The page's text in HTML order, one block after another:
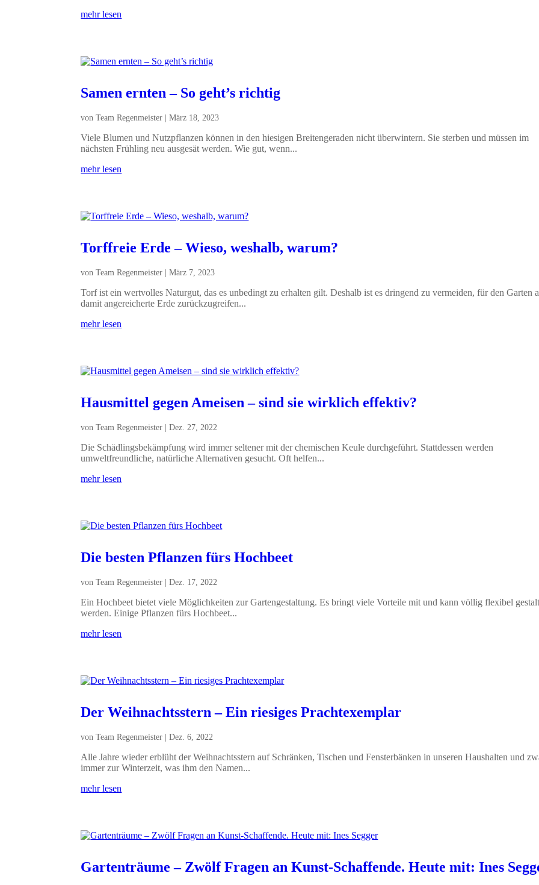
mehr lesen
Samen ernten – So geht’s richtig
vonTeam Regenmeister |März 18, 2023
Viele Blumen und Nutzpflanzen können in den hiesigen Breitengeraden nicht überwintern. Sie sterben und müssen im
nächsten Frühling neu ausgesät werden. Wie gut, wenn...
mehr lesen
Torffreie Erde – Wieso, weshalb, warum?
vonTeam Regenmeister |März 7, 2023
Torf ist ein wertvolles Naturgut, das es unbedingt zu erhalten gilt. Deshalb ist es dringend zu vermeiden, für den Garten
damit angereicherte Erde zurückzugreifen...
mehr lesen
Hausmittel gegen Ameisen – sind sie wirklich effektiv?
vonTeam Regenmeister |Dez. 27, 2022
Die Schädlingsbekämpfung wird immer seltener mit der chemischen Keule durchgeführt. Stattdessen werden
umweltfreundliche, natürliche Alternativen gesucht. Oft helfen...
mehr lesen
Die besten Pflanzen fürs Hochbeet
vonTeam Regenmeister |Dez. 17, 2022
Ein Hochbeet bietet viele Möglichkeiten zur Gartengestaltung. Es bringt viele Vorteile mit und kann völlig flexibel
werden. Einige Pflanzen fürs Hochbeet...
mehr lesen
Der Weihnachtsstern – Ein riesiges Prachtexemplar
vonTeam Regenmeister |Dez. 6, 2022
Alle Jahre wieder erblüht der Weihnachtsstern auf Schränken, Tischen und Fensterbänken in unseren Haushalten und
immer zur Winterzeit, was ihm den Namen...
mehr lesen
Gartenträume – Zwölf Fragen an Kunst-Schaffende. Heute mit: Ines